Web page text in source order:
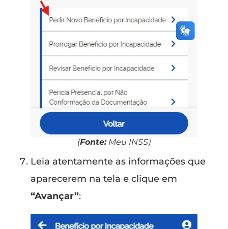
(Fonte:Meu INSS)
Leia atentamente as informações que
aparecerem na tela e clique em
“Avançar”: